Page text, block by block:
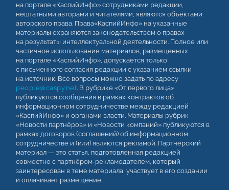
на портале «КаспийИнфо» сотрудниками редакции,
нештатными авторами и читателями, являются объектами
авторского права. Права«КаспийИнфо» на указанные
материалы охраняются законодательством о правах
на результаты интеллектуальной деятельности. Полное или
частичное использование материалов, размещенных
на портале «КаспийИнфо», допускается только
с письменного согласия редакции с указанием ссылки
на источник. Все вопросы можно задать по адресу
people@caspy.net. В рубрике «От первого лица»
публикуются сообщения в рамках контрактов об
информационном сотрудничестве между редакцией
«КаспийИнфо» и органами власти. Материалы рубрик
«Новости партнёров» и «Новости компаний» публикуются в
рамках договоров (соглашений) об информационном
сотрудничестве и (или) являются рекламой. Партнёрский
материал — это статья, подготовленная редакцией
совместно с партнёром-рекламодателем, который
заинтересован в теме материала, участвует в его создании
и оплачивает размещение.